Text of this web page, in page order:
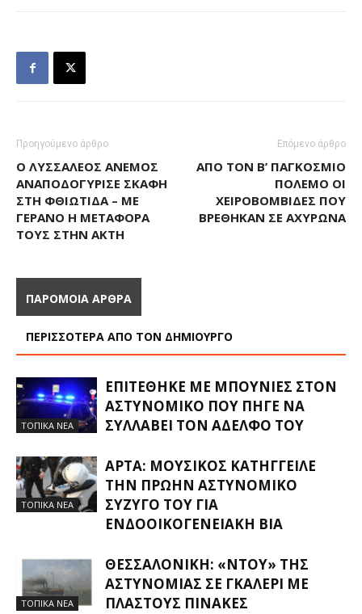
Προηγούμενο άρθρο
Ο ΛΥΣΣΑΛΈΟΣ ΆΝΕΜΟΣ
ΑΝΑΠΟΔΟΓΎΡΙΣΕ ΣΚΆΦΗ
ΣΤΗ ΦΘΙΏΤΙΔΑ – ΜΕ
ΓΕΡΑΝΌ Η ΜΕΤΑΦΟΡΆ
ΤΟΥΣ ΣΤΗΝ ΑΚΤΉ
Επόμενο άρθρο
ΑΠΌ ΤΟΝ Β’ ΠΑΓΚΌΣΜΙΟ
ΠΌΛΕΜΟ ΟΙ
ΧΕΙΡΟΒΟΜΒΊΔΕΣ ΠΟΥ
ΒΡΈΘΗΚΑΝ ΣΕ ΑΧΥΡΏΝΑ
ΠΑΡΟΜΟΙΑ ΑΡΘΡΑ
ΠΕΡΙΣΣΟΤΕΡΑ ΑΠΟ ΤΟΝ ΔΗΜΙΟΥΡΓΟ
ΤΟΠΙΚΑ ΝΕΑ
ΕΠΙΤΈΘΗΚΕ ΜΕ ΜΠΟΥΝΙΈΣ ΣΤΟΝ
ΑΣΤΥΝΟΜΙΚΌ ΠΟΥ ΠΉΓΕ ΝΑ
ΣΥΛΛΆΒΕΙ ΤΟΝ ΑΔΕΛΦΌ ΤΟΥ
ΤΟΠΙΚΑ ΝΕΑ
ΆΡΤΑ: ΜΟΥΣΙΚΌΣ ΚΑΤΉΓΓΕΙΛΕ
ΤΗΝ ΠΡΏΗΝ ΑΣΤΥΝΟΜΙΚΌ
ΣΎΖΥΓΌ ΤΟΥ ΓΙΑ
ΕΝΔΟΟΙΚΟΓΕΝΕΙΑΚΉ ΒΊΑ
ΤΟΠΙΚΑ ΝΕΑ
ΘΕΣΣΑΛΟΝΊΚΗ: «ΝΤΟΥ» ΤΗΣ
ΑΣΤΥΝΟΜΊΑΣ ΣΕ ΓΚΑΛΕΡΊ ΜΕ
ΠΛΑΣΤΟΎΣ ΠΊΝΑΚΕΣ